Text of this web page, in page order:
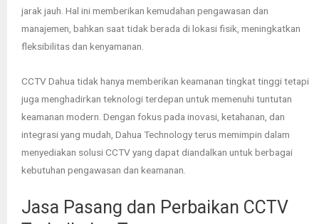
jarak jauh. Hal ini memberikan kemudahan pengawasan dan
manajemen, bahkan saat tidak berada di lokasi fisik, meningkatkan
fleksibilitas dan kenyamanan.
CCTV Dahua tidak hanya memberikan keamanan tingkat tinggi tetapi
juga menghadirkan teknologi terdepan untuk memenuhi tuntutan
keamanan modern. Dengan fokus pada inovasi, ketahanan, dan
integrasi yang mudah, Dahua Technology terus memimpin dalam
menyediakan solusi CCTV yang dapat diandalkan untuk berbagai
kebutuhan pengawasan dan keamanan.
Jasa Pasang dan Perbaikan CCTV